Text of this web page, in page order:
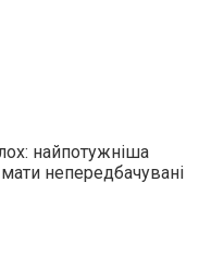
найпотужніша
непередбачувані